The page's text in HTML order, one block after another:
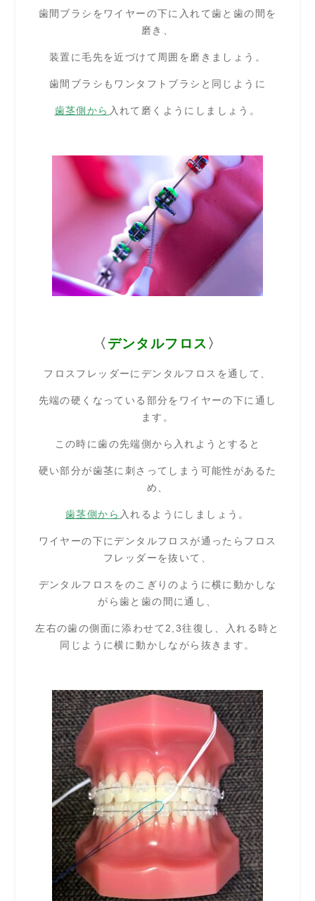
歯間ブラシをワイヤーの下に入れて歯と歯の間を
磨き、
装置に毛先を近づけて周囲を磨きましょう。
歯間ブラシもワンタフトブラシと同じように
歯茎側から 入れて磨くようにしましょう。
〈 デンタルフロス 〉
フロスフレッダーにデンタルフロスを通して、
先端の硬くなっている部分をワイヤーの下に通し
ます。
この時に歯の先端側から入れようとすると
硬い部分が歯茎に刺さってしまう可能性があるた
め、
歯茎側から 入れるようにしましょう。
ワイヤーの下にデンタルフロスが通ったらフロス
フレッダーを抜いて、
デンタルフロスをのこぎりのように横に動かしな
がら歯と歯の間に通し、
左右の歯の側面に添わせて2,3往復し、入れる時と
同じように横に動かしながら抜きます。